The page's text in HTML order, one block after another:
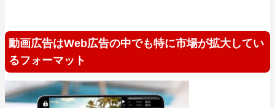
動画広告はWeb広告の中でも特に市場が拡大してい
るフォーマット